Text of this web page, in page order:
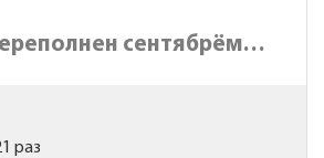
сентябрём…
раз